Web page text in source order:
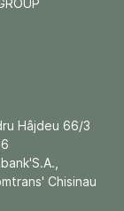
Hâjdeu 66/3
Chisinau